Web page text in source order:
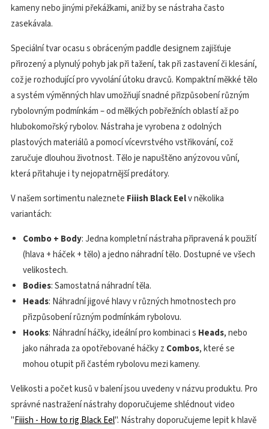
kameny nebo jinými překážkami, aniž by se nástraha často
zasekávala.
Speciální tvar ocasu s obráceným paddle designem zajišťuje
přirozený a plynulý pohyb jak při tažení, tak při zastavení či klesání,
což je rozhodující pro vyvolání útoku dravců. Kompaktní měkké tělo
a systém výměnných hlav umožňují snadné přizpůsobení různým
rybolovným podmínkám – od mělkých pobřežních oblastí až po
hlubokomořský rybolov. Nástraha je vyrobena z odolných
plastových materiálů a pomocí vícevrstvého vstřikování, což
zaručuje dlouhou životnost. Tělo je napuštěno anýzovou vůní,
která přitahuje i ty nejopatrnější predátory.
V našem sortimentu naleznete Fiiish Black Eelv několika
variantách:
Combo + Body: Jedna kompletní nástraha připravená k použití
(hlava + háček + tělo) a jedno náhradní tělo. Dostupné ve všech
velikostech.
Bodies: Samostatná náhradní těla.
Heads: Náhradní jigové hlavy v různých hmotnostech pro
přizpůsobení různým podmínkám rybolovu.
Hooks: Náhradní háčky, ideální pro kombinaci s Heads, nebo
jako náhrada za opotřebované háčky z Combos, které se
mohou otupit při častém rybolovu mezi kameny.
Velikosti a počet kusů v balení jsou uvedeny v názvu produktu. Pro
správné nastražení nástrahy doporučujeme shlédnout video
"Fiiish - How to rig Black Eel". Nástrahy doporučujeme lepit k hlavě